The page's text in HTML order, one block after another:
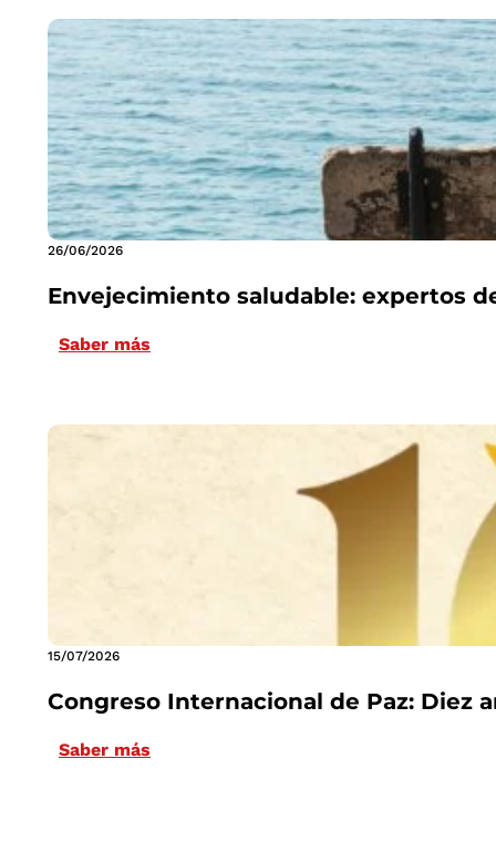
26/06/2026
Envejecimiento saludable: expertos
Saber más
15/07/2026
Congreso Internacional de Paz: Diez
Saber más